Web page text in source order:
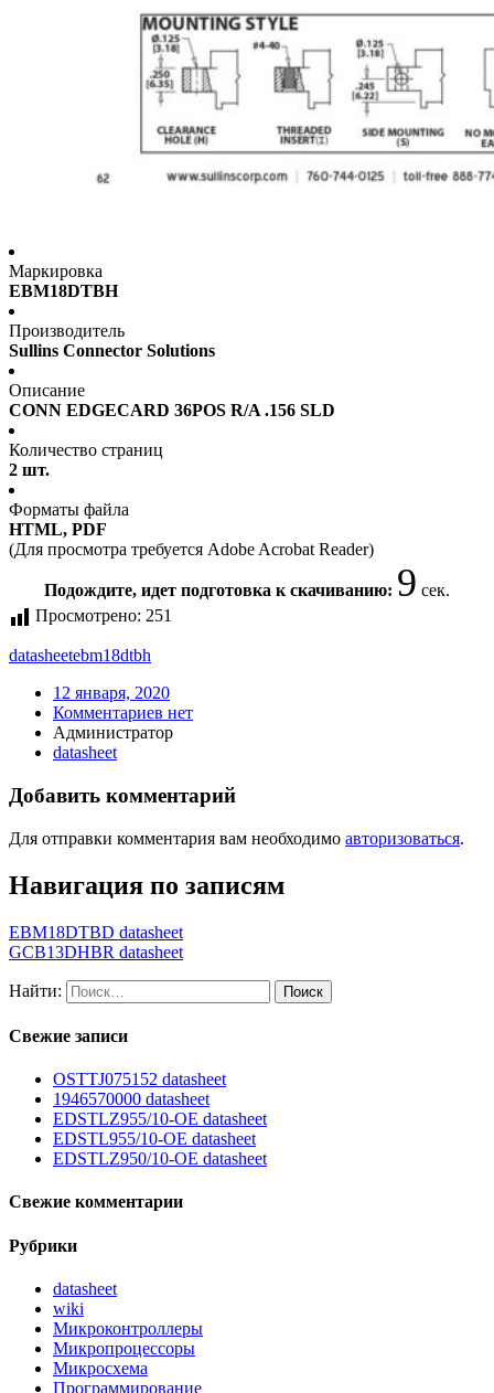
Маркировка
EBM18DTBH
Производитель
Sullins Connector Solutions
Описание
CONN EDGECARD 36POS R/A .156 SLD
Количество страниц
2 шт.
Форматы файла
HTML, PDF
(Для просмотра требуется Adobe Acrobat Reader)
Подождите, идет подготовка к скачиванию: 9 сек.
Просмотрено: 251
datasheetebm18dtbh
12 января, 2020
Комментариев нет
Администратор
datasheet
Добавить комментарий
Для отправки комментария вам необходимо авторизоваться.
Навигация по записям
EBM18DTBD datasheet
GCB13DHBR datasheet
Найти:
Свежие записи
OSTTJ075152 datasheet
1946570000 datasheet
EDSTLZ955/10-OE datasheet
EDSTL955/10-OE datasheet
EDSTLZ950/10-OE datasheet
Свежие комментарии
Рубрики
datasheet
wiki
Микроконтроллеры
Микропроцессоры
Микросхема
Программирование